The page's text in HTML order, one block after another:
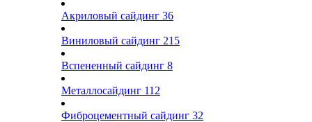
Акриловый сайдинг 36
Виниловый сайдинг 215
Вспененный сайдинг 8
Металлосайдинг 112
Фиброцементный сайдинг 32